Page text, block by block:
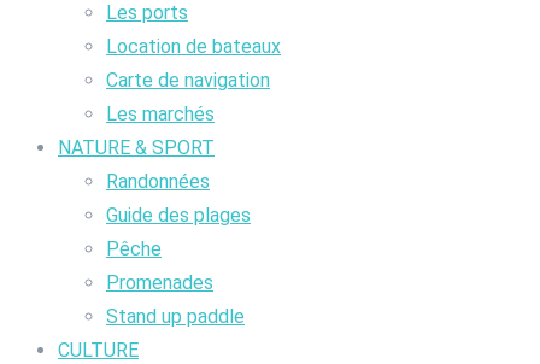
Les ports
Location de bateaux
Carte de navigation
Les marchés
NATURE & SPORT
Randonnées
Guide des plages
Pêche
Promenades
Stand up paddle
CULTURE